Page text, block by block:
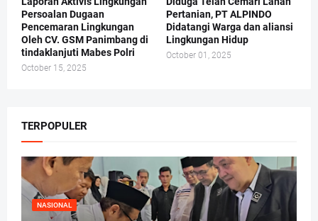
Persoalan Dugaan
Pencemaran Lingkungan
Oleh CV. GSM Panimbang di
tindaklanjuti Mabes Polri
October 15, 2025
Pertanian, PT ALPINDO
Didatangi Warga dan aliansi
Lingkungan Hidup
October 01, 2025
TERPOPULER
NASIONAL